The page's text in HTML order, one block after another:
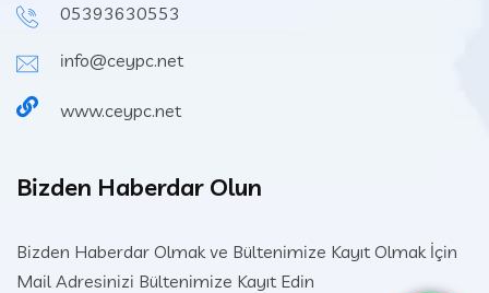
05393630553
info@ceypc.net
www.ceypc.net
Bizden Haberdar Olun
Bizden Haberdar Olmak ve Bültenimize Kayıt Olmak İçin
Mail Adresinizi Bültenimize Kayıt Edin